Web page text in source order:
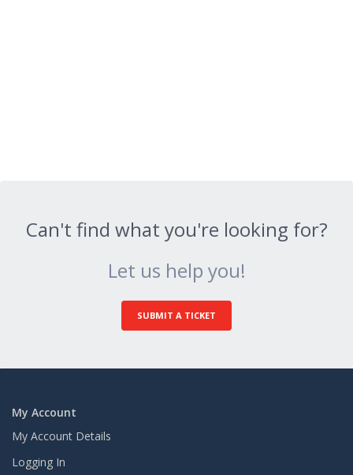
Can't find what you're looking for?
Let us help you!
SUBMIT A TICKET
My Account
My Account Details
Logging In